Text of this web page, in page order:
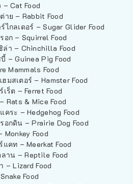
Cat Food
าย – Rabbit Food
ไกลเดอร์ – Sugar Glider Food
อก – Squirrel Food
า – Chinchilla Food
– Guinea Pig Food
Mammals Food
มสเตอร์ – Hamster Food
เร็ต – Ferret Food
Rats & Mice Food
คระ – Hedgehog Food
อกดิน – Prairie Dog Food
Monkey Food
แคท – Meerkat Food
าน – Reptile Food
– Lizard Food
Food